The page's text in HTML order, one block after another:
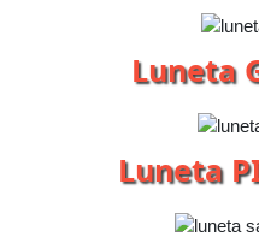
Luneta
Luneta